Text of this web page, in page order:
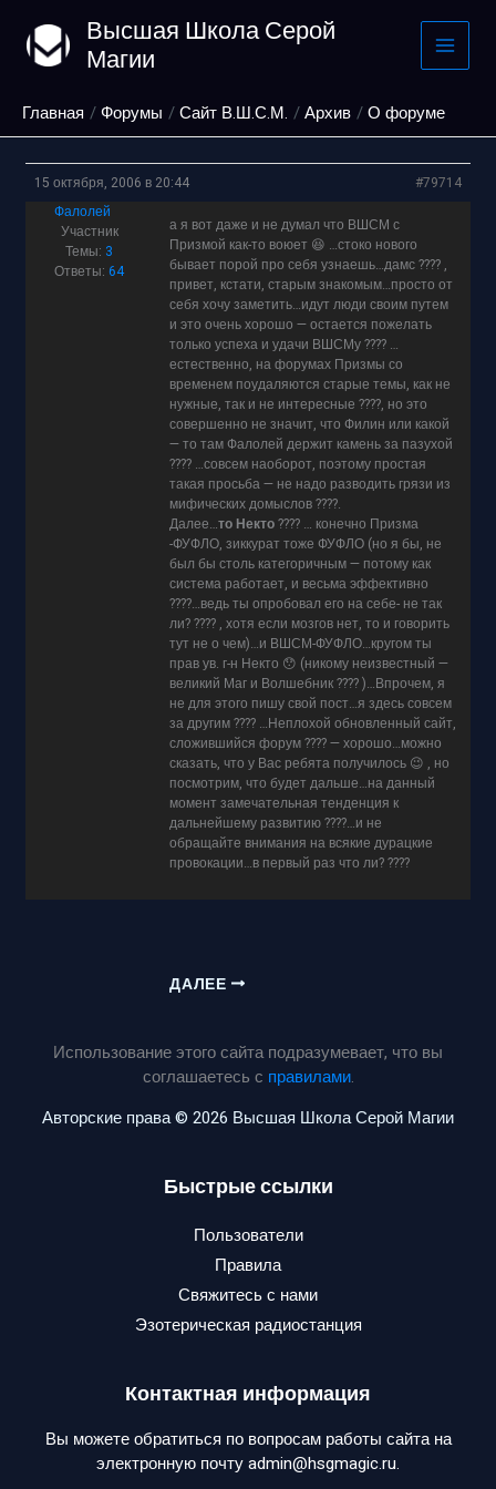
содержимому
Высшая Школа Серой
Магии
Главная Форумы Сайт В.Ш.С.М. Архив О форуме
15 октября, 2006 в 20:44
#79714
Фалолей
Участник
Темы: 3
Ответы:64
а я вот даже и не думал что ВШСМ с
Призмой как-то воюет 😆 …стоко нового
бывает порой про себя узнаешь…дамс ???? ,
привет, кстати, старым знакомым…просто от
себя хочу заметить…идут люди своим путем
и это очень хорошо — остается пожелать
только успеха и удачи ВШСМу ???? …
естественно, на форумах Призмы со
временем поудаляются старые темы, как не
нужные, так и не интересные ????, но это
совершенно не значит, что Филин или какой
— то там Фалолей держит камень за пазухой
???? …совсем наоборот, поэтому простая
такая просьба — не надо разводить грязи из
мифических домыслов ????.
Далее…то Некто???? … конечно Призма
-ФУФЛО, зиккурат тоже ФУФЛО (но я бы, не
был бы столь категоричным — потому как
система работает, и весьма эффективно
????…ведь ты опробовал его на себе- не так
ли? ???? , хотя если мозгов нет, то и говорить
тут не о чем)…и ВШСМ-ФУФЛО…кругом ты
прав ув. г-н Некто 😯 (никому неизвестный —
великий Маг и Волшебник ???? )…Впрочем, я
не для этого пишу свой пост…я здесь совсем
за другим ???? …Неплохой обновленный сайт,
сложившийся форум ???? — хорошо…можно
сказать, что у Вас ребята получилось 😉 , но
посмотрим, что будет дальше…на данный
момент замечательная тенденция к
дальнейшему развитию ????…и не
обращайте внимания на всякие дурацкие
провокации…в первый раз что ли? ????
ДАЛЕЕ
Использование этого сайта подразумевает, что вы
соглашаетесь с правилами.
Авторские права © 2026 Высшая Школа Серой Магии
Быстрые ссылки
Пользователи
Правила
Свяжитесь с нами
Эзотерическая радиостанция
Контактная информация
Вы можете обратиться по вопросам работы сайта на
электронную почту admin@hsgmagic.ru.